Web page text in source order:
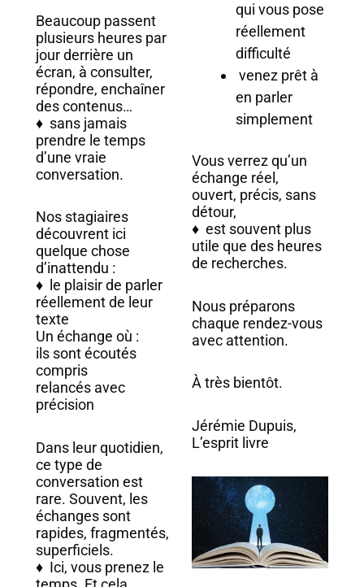
Beaucoup passent
plusieurs heures par
jour derrière un
écran, à consulter,
répondre, enchaîner
des contenus…
♦ sans jamais
prendre le temps
d’une vraie
conversation.
Nos stagiaires
découvrent ici
quelque chose
d’inattendu :
♦ le plaisir de parler
réellement de leur
texte
Un échange où :
ils sont écoutés
compris
relancés avec
précision
Dans leur quotidien,
ce type de
conversation est
rare. Souvent, les
échanges sont
rapides, fragmentés,
superficiels.
♦ Ici, vous prenez le
qui vous pose
réellement
difficulté
venez prêt à
en parler
simplement
Vous verrez qu’un
échange réel,
ouvert, précis, sans
détour,
♦ est souvent plus
utile que des heures
de recherches.
Nous préparons
chaque rendez-vous
avec attention.
À très bientôt.
Jérémie Dupuis,
L’esprit livre